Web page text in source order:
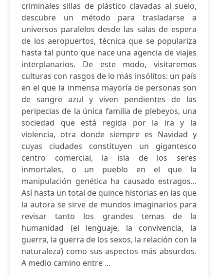
criminales sillas de plástico clavadas al suelo,
descubre un método para trasladarse a
universos paralelos desde las salas de espera
de los aeropuertos, técnica que se populariza
hasta tal punto que nace una agencia de viajes
interplanarios. De este modo, visitaremos
culturas con rasgos de lo más insólitos: un país
en el que la inmensa mayoría de personas son
de sangre azul y viven pendientes de las
peripecias de la única familia de plebeyos, una
sociedad que está regida por la ira y la
violencia, otra donde siempre es Navidad y
cuyas ciudades constituyen un gigantesco
centro comercial, la isla de los seres
inmortales, o un pueblo en el que la
manipulación genética ha causado estragos...
Así hasta un total de quince historias en las que
la autora se sirve de mundos imaginarios para
revisar tanto los grandes temas de la
humanidad (el lenguaje, la convivencia, la
guerra, la guerra de los sexos, la relación con la
naturaleza) como sus aspectos más absurdos.
A medio camino entre ...